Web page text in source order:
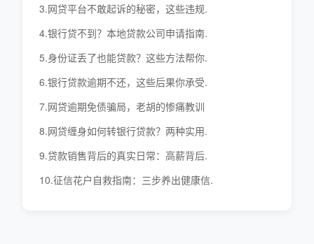
3.网贷平台不敢起诉的秘密，这些违规.
4.银行贷不到？本地贷款公司申请指南.
5.身份证丢了也能贷款？这些方法帮你.
6.银行贷款逾期不还，这些后果你承受.
7.网贷逾期免债骗局，老胡的惨痛教训
8.网贷缠身如何转银行贷款？两种实用.
9.贷款销售背后的真实日常：高薪背后.
10.征信花户自救指南：三步养出健康信.